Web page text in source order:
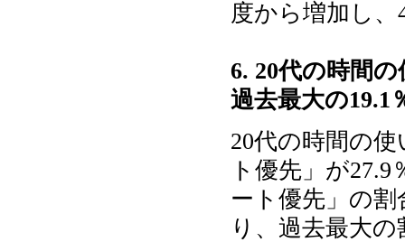
度から増加し
6. 20代の時間
過去最大の19.1
20代の時間の
ト優先」が
ート優先」の割
り、過去最大